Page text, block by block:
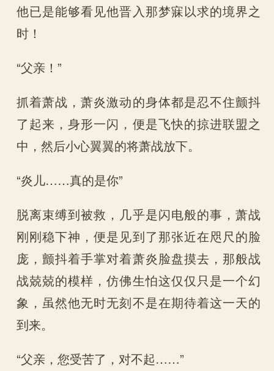
他已是能够看见他晋入那梦寐以求的境界之
时！
“父亲！”
抓着萧战，萧炎激动的身体都是忍不住颤抖
了起来，身形一闪，便是飞快的掠进联盟之
中，然后小心翼翼的将萧战放下。
“炎儿……真的是你”
脱离束缚到被救，几乎是闪电般的事，萧战
刚刚稳下神，便是见到了那张近在咫尺的脸
庞，颤抖着手掌对着萧炎脸盘摸去，那般战
战兢兢的模样，仿佛生怕这仅仅只是一个幻
象，虽然他无时无刻不是在期待着这一天的
到来。
“父亲，您受苦了，对不起……”